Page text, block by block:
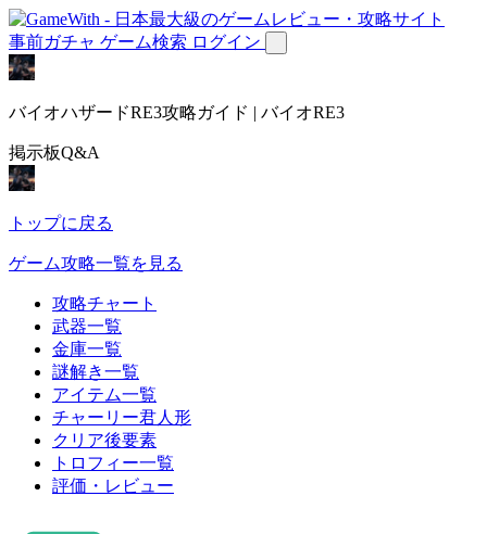
事前ガチャ ゲーム検索 ログイン
バイオハザードRE3攻略ガイド | バイオRE3
掲示板Q&A
トップに戻る
ゲーム攻略一覧を見る
攻略チャート
武器一覧
金庫一覧
謎解き一覧
アイテム一覧
チャーリー君人形
クリア後要素
トロフィー一覧
評価・レビュー